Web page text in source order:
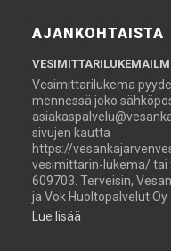
AJANKOHTAISTA
Vesimittarilukema
mennessä joko
sivujen kautta
https://
vesimittarin-lukema/ tai
609703. Terveisin,
ja Vok Huoltopalvelut Oy
Lue lisää